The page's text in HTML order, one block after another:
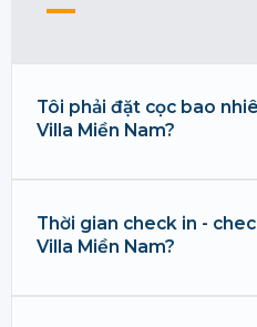
Tôi phải đặt cọc bao
Villa Miền Nam?
Thời gian check in -
Villa Miền Nam?